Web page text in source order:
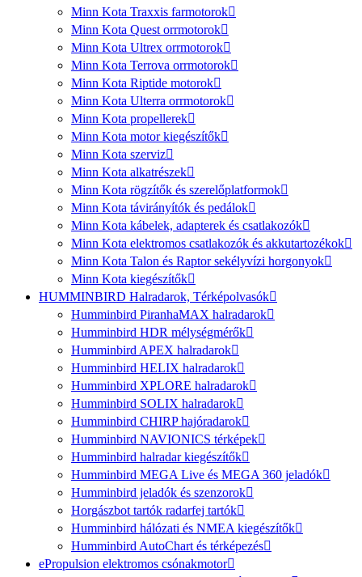
Minn Kota Traxxis farmotorok
Minn Kota Quest orrmotorok
Minn Kota Ultrex orrmotorok
Minn Kota Terrova orrmotorok
Minn Kota Riptide motorok
Minn Kota Ulterra orrmotorok
Minn Kota propellerek
Minn Kota motor kiegészítők
Minn Kota szerviz
Minn Kota alkatrészek
Minn Kota rögzítők és szerelőplatformok
Minn Kota távirányítók és pedálok
Minn Kota kábelek, adapterek és csatlakozók
Minn Kota elektromos csatlakozók és akkutartozékok
Minn Kota Talon és Raptor sekélyvízi horgonyok
Minn Kota kiegészítők
HUMMINBIRD Halradarok, Térképolvasók
Humminbird PiranhaMAX halradarok
Humminbird HDR mélységmérők
Humminbird APEX halradarok
Humminbird HELIX halradarok
Humminbird XPLORE halradarok
Humminbird SOLIX halradarok
Humminbird CHIRP hajóradarok
Humminbird NAVIONICS térképek
Humminbird halradar kiegészítők
Humminbird MEGA Live és MEGA 360 jeladók
Humminbird jeladók és szenzorok
Horgászbot tartók radarfej tartók
Humminbird hálózati és NMEA kiegészítők
Humminbird AutoChart és térképezés
ePropulsion elektromos csónakmotor